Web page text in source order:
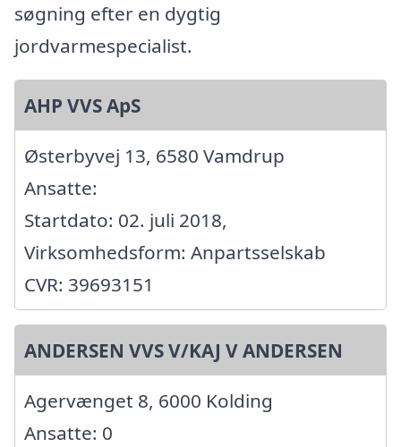
søgning efter en dygtig
jordvarmespecialist.
AHP VVS ApS
Østerbyvej 13, 6580 Vamdrup
Ansatte:
Startdato: 02. juli 2018,
Virksomhedsform: Anpartsselskab
CVR: 39693151
ANDERSEN VVS V/KAJ V ANDERSEN
Agervænget 8, 6000 Kolding
Ansatte: 0